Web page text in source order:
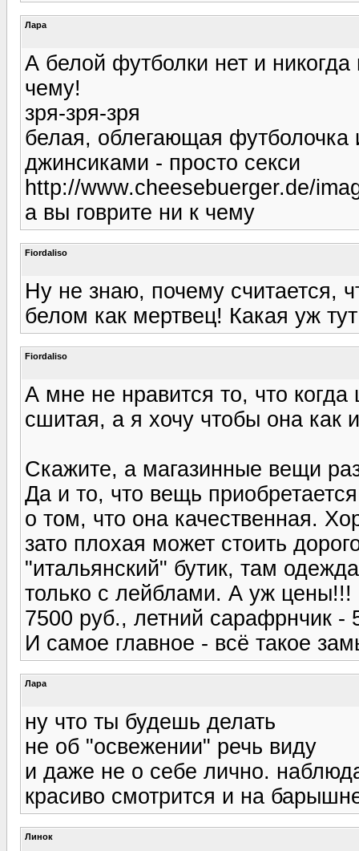
Лара
А белой футболки нет и
чему!
зря-зря-зря
белая, облегающая футболочка
джинсиками - просто секси
http://www.cheesebuerger.de/
а вы говрите ни к чему
Fiordaliso
Ну не знаю, почему считается,
белом как мертвец! Какая уж
Fiordaliso
А мне не нравится то, что
сшитая, а я хочу чтобы она как
Скажите, а магазинные вещи
Да и то, что вещь
о том, что она качественная.
зато плохая может стоить
"итальянский" бутик, там
только с лейблами. А уж цены!!!
7500 руб., летний сарафрнчик -
И самое главное - всё такое
Лара
ну что ты будешь делать
не об "освежении" речь виду
и даже не о себе лично.
красиво смотрится и на
Линок